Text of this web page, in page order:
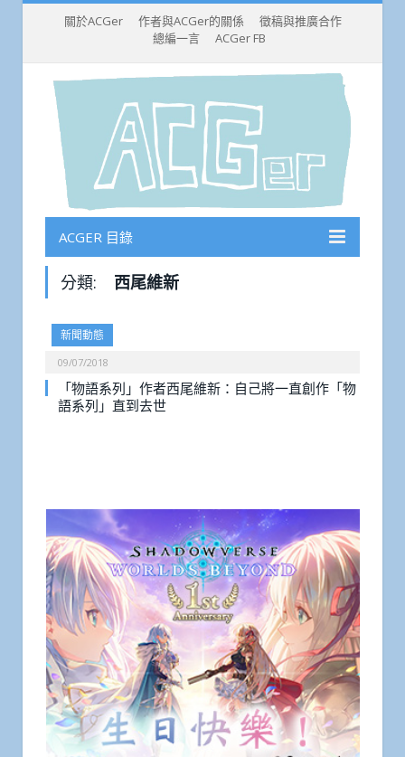
關於ACGer 作者與ACGer的關係
徵稿與推廣合作
總編一言
ACGer FB
ACGER 目錄
分類: 西尾維新
新聞動態
09/07/2018
「物語系列」作者西尾維新：自己將一直創作「物
語系列」直到去世